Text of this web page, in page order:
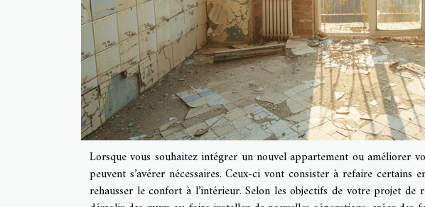
Lorsque vous souhaitez intégrer un nouvel appartement ou améliorer
peuvent s’avérer nécessaires. Ceux-ci vont consister à refaire
rehausser le confort à l’intérieur. Selon les objectifs de votre projet de